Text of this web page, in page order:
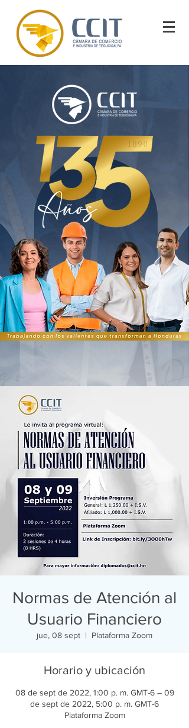
Normas de Atención al
Usuario Financiero
jue, 08 sept
  |
Plataforma Zoom
Horario y ubicación
08 de sept de 2022, 1:00 p. m. GMT-6 – 09
de sept de 2022, 5:00 p. m. GMT-6
Plataforma Zoom